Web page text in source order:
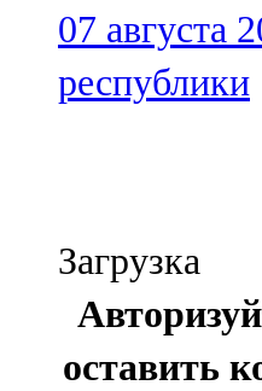
07 августа
республики
Загрузка
оставить